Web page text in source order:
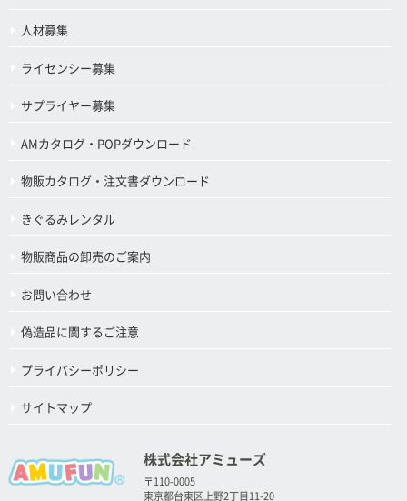
人材募集
ライセンシー募集
サプライヤー募集
AMカタログ・POPダウンロード
物販カタログ・注文書ダウンロード
きぐるみレンタル
物販商品の卸売のご案内
お問い合わせ
偽造品に関するご注意
プライバシーポリシー
サイトマップ
株式会社アミューズ
〒110-0005
東京都台東区上野2丁目11-20